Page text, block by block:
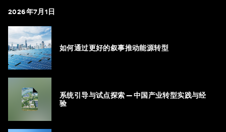
2026年7月1日
如何通过更好的叙事推动能源转型
系统引导与试点探索 — 中国产业转型实践与经
验